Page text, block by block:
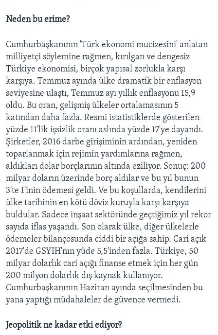
Neden bu erime?
Cumhurbaşkanının 'Türk ekonomi mucizesini' anlatan
milliyetçi söylemine rağmen, kırılgan ve dengesiz
Türkiye ekonomisi, birçok yapısal zorlukla karşı
karşıya. Temmuz ayında ülke dramatik bir enflasyon
seviyesine ulaştı, Temmuz ayı yıllık enflasyonu 15,9
oldu. Bu oran, gelişmiş ülkeler ortalamasının 5
katından daha fazla. Resmi istatistiklerde gösterilen
yüzde 11'lik işsizlik oranı aslında yüzde 17'ye dayandı.
Şirketler, 2016 darbe girişiminin ardından, yeniden
toparlanmak için rejimin yardımlarına rağmen,
aldıkları dolar borçlarının altında eziliyor. Sonuç: 200
milyar doların üzerinde borç aldılar ve bu yıl bunun
3'te 1'inin ödemesi geldi. Ve bu koşullarda, kendilerini
ülke tarihinin en kötü döviz kuruyla karşı karşıya
buldular. Sadece inşaat sektöründe geçtiğimiz yıl rekor
sayıda iflas yaşandı. Son olarak ülke, diğer ülkelerle
ödemeler bilançosunda ciddi bir açığa sahip. Cari açık
2017'de GSYIH'nın yüde 5,5'inden fazla. Türkiye, 50
milyar dolarlık cari açığı finanse etmek için her gün
200 milyon dolarlık dış kaynak kullanıyor.
Cumhurbaşkanının Haziran ayında seçilmesinden bu
yana yaptığı müdahaleler de güvence vermedi.
Jeopolitik ne kadar etki ediyor?